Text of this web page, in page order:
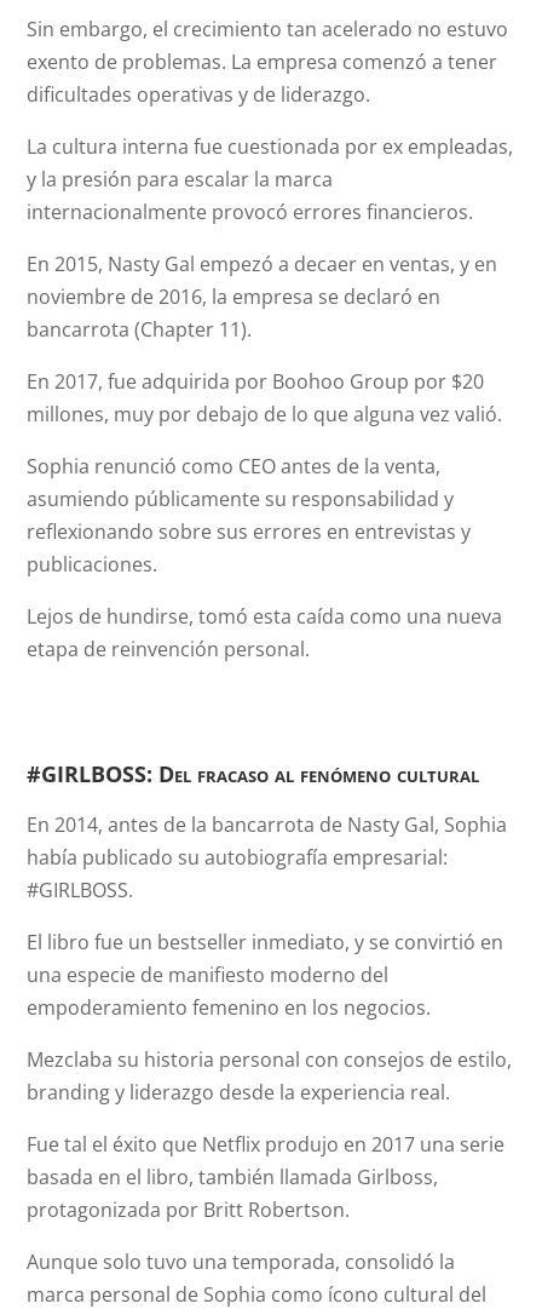
Sin embargo, el crecimiento tan acelerado no estuvo
exento de problemas. La empresa comenzó a tener
dificultades operativas y de liderazgo.
La cultura interna fue cuestionada por ex empleadas,
y la presión para escalar la marca
internacionalmente provocó errores financieros.
En 2015, Nasty Gal empezó a decaer en ventas, y en
noviembre de 2016, la empresa se declaró en
bancarrota (Chapter 11).
En 2017, fue adquirida por Boohoo Group por $20
millones, muy por debajo de lo que alguna vez valió.
Sophia renunció como CEO antes de la venta,
asumiendo públicamente su responsabilidad y
reflexionando sobre sus errores en entrevistas y
publicaciones.
Lejos de hundirse, tomó esta caída como una nueva
etapa de reinvención personal.
#GIRLBOSS: Del fracaso al fenómeno cultural
En 2014, antes de la bancarrota de Nasty Gal, Sophia
había publicado su autobiografía empresarial:
#GIRLBOSS.
El libro fue un bestseller inmediato, y se convirtió en
una especie de manifiesto moderno del
empoderamiento femenino en los negocios.
Mezclaba su historia personal con consejos de estilo,
branding y liderazgo desde la experiencia real.
Fue tal el éxito que Netflix produjo en 2017 una serie
basada en el libro, también llamada Girlboss,
protagonizada por Britt Robertson.
Aunque solo tuvo una temporada, consolidó la
marca personal de Sophia como ícono cultural del